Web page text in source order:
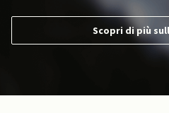
Scopri di più